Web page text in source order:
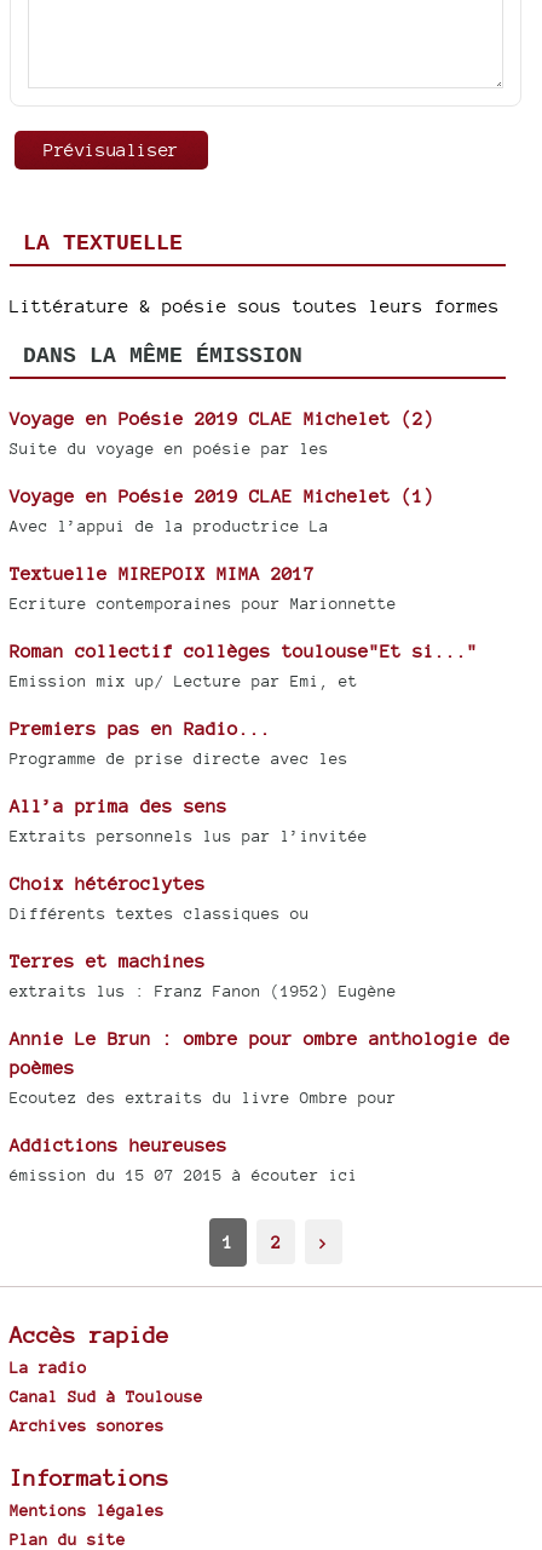
LA TEXTUELLE
Littérature & poésie sous toutes leurs formes
DANS LA MÊME ÉMISSION
Voyage en Poésie 2019 CLAE Michelet (2)
Suite du voyage en poésie par les
Voyage en Poésie 2019 CLAE Michelet (1)
Avec l’appui de la productrice La
Textuelle MIREPOIX MIMA 2017
Ecriture contemporaines pour Marionnette
Roman collectif collèges toulouse"Et si..."
Emission mix up/ Lecture par Emi, et
Premiers pas en Radio...
Programme de prise directe avec les
All’a prima des sens
Extraits personnels lus par l’invitée
Choix hétéroclytes
Différents textes classiques ou
Terres et machines
extraits lus : Franz Fanon (1952) Eugène
Annie Le Brun : ombre pour ombre anthologie de
poèmes
Ecoutez des extraits du livre Ombre pour
Addictions heureuses
émission du 15 07 2015 à écouter ici
1 2 >
Accès rapide
La radio
Canal Sud à Toulouse
Archives sonores
Informations
Mentions légales
Plan du site